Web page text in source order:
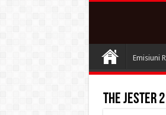
Emisiuni
The Jester